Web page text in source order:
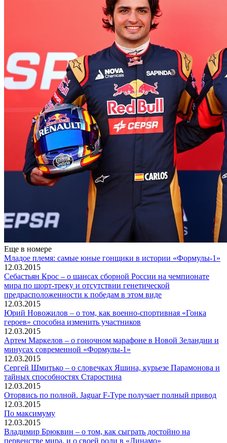
Еще в номере
Младое племя: самые юные гонщики в истории «Формулы-1»
12.03.2015
Себастьян Крос – о шансах сборной России на чемпионате
мира по шорт-треку и отсутствии генетической
предрасположенности к победам в этом виде
12.03.2015
Юрий Новожилов – о том, как военно-спортивная «Гонка
героев» способна изменить участников
12.03.2015
Артем Маркелов – о гоночном марафоне в Новой Зеландии и
минусах современной «Формулы-1»
12.03.2015
Сергей Шмитько – о словечках Яшина, курьезе Парамонова и
тайных способностях Старостина
12.03.2015
Оторвись по полной. Jaguar F-Type получает полный привод
12.03.2015
По максимуму
12.03.2015
Владимир Брюквин – о том, как сыграть достойно на
первенстве мира, и о своей роли в «Динамо»